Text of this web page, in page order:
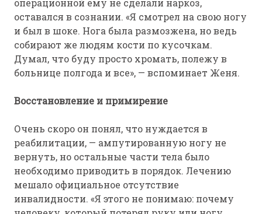
операционной ему не сделали наркоз,
оставался в сознании. «Я смотрел на свою ногу
и был в шоке. Нога была размозжена, но ведь
собирают же людям кости по кусочкам.
Думал, что буду просто хромать, полежу в
больнице полгода и все», — вспоминает Женя.
Восстановление и примирение
Очень скоро он понял, что нуждается в
реабилитации, — ампутированную ногу не
вернуть, но остальные части тела было
необходимо приводить в порядок. Лечению
мешало официальное отсутствие
инвалидности. «Я этого не понимаю: почему